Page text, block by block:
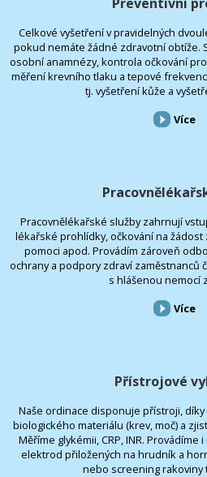
Celkové vyšetření v pravidelných
pokud nemáte žádné zdravotní obtíže.
osobní anamnézy, kontrola očkování
měření krevního tlaku a tepové
tj. vyšetření kůže a
Více
Pracovnělékařské služby zahrnují
lékařské prohlídky, očkování na
pomoci apod. Provádím zároveň
ochrany a podpory zdraví zaměstnanců
s hlášenou nemocí
Více
Přístrojové
Naše ordinace disponuje přístroji,
biologického materiálu (krev, moč) a
Měříme glykémii, CRP, INR.
elektrod přiložených na hrudník a
nebo screening rakoviny